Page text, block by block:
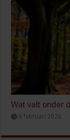
Wat valt onder
6 februari 2026